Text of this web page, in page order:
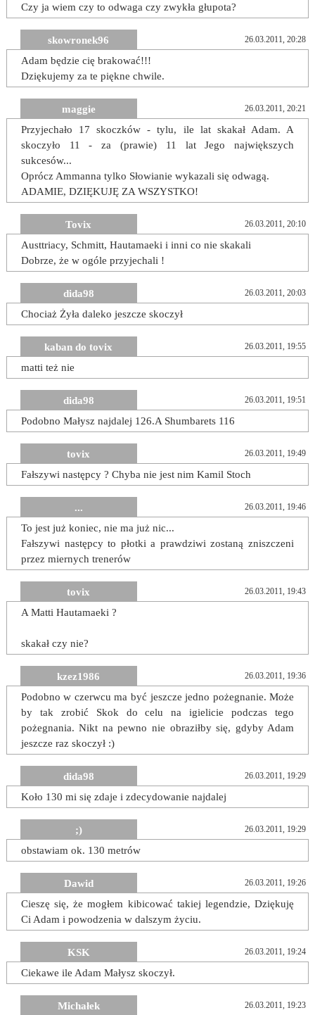
Czy ja wiem czy to odwaga czy zwykła głupota?
skowronek96 26.03.2011, 20:28
Adam będzie cię brakować!!!
Dziękujemy za te piękne chwile.
maggie 26.03.2011, 20:21
Przyjechało 17 skoczków - tylu, ile lat skakał Adam. A
skoczyło 11 - za (prawie) 11 lat Jego największych
sukcesów...
Oprócz Ammanna tylko Słowianie wykazali się odwagą.
ADAMIE, DZIĘKUJĘ ZA WSZYSTKO!
Tovix 26.03.2011, 20:10
Austtriacy, Schmitt, Hautamaeki i inni co nie skakali
Dobrze, że w ogóle przyjechali !
dida98 26.03.2011, 20:03
Chociaż Żyła daleko jeszcze skoczył
kaban do tovix 26.03.2011, 19:55
matti też nie
dida98 26.03.2011, 19:51
Podobno Małysz najdalej 126.A Shumbarets 116
tovix 26.03.2011, 19:49
Fałszywi następcy ? Chyba nie jest nim Kamil Stoch
... 26.03.2011, 19:46
To jest już koniec, nie ma już nic...
Fałszywi następcy to płotki a prawdziwi zostaną zniszczeni
przez miernych trenerów
tovix 26.03.2011, 19:43
A Matti Hautamaeki ?
skakał czy nie?
kzez1986 26.03.2011, 19:36
Podobno w czerwcu ma być jeszcze jedno pożegnanie. Może
by tak zrobić Skok do celu na igielicie podczas tego
pożegnania. Nikt na pewno nie obraziłby się, gdyby Adam
jeszcze raz skoczył :)
dida98 26.03.2011, 19:29
Koło 130 mi się zdaje i zdecydowanie najdalej
;) 26.03.2011, 19:29
obstawiam ok. 130 metrów
Dawid 26.03.2011, 19:26
Cieszę się, że mogłem kibicować takiej legendzie, Dziękuję
Ci Adam i powodzenia w dalszym życiu.
KSK 26.03.2011, 19:24
Ciekawe ile Adam Małysz skoczył.
Michałek 26.03.2011, 19:23